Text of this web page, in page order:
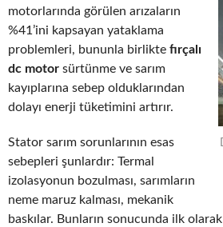
motorlarında görülen arızaların
%41’ini kapsayan yataklama
problemleri, bununla birlikte fırçalı
dc motor sürtünme ve sarım
kayıplarına sebep olduklarından
dolayı enerji tüketimini artırır.
Stator sarım sorunlarının esas
sebepleri şunlardır: Termal
izolasyonun bozulması, sarımların
neme maruz kalması, mekanik
baskılar. Bunların sonucunda ilk